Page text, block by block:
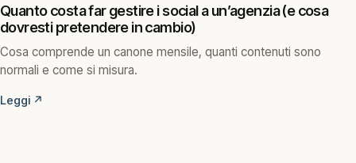
Quanto costa far gestire i social a un’agenzia (e cosa
dovresti pretendere in cambio)
Cosa comprende un canone mensile, quanti contenuti sono
normali e come si misura.
Leggi ↗